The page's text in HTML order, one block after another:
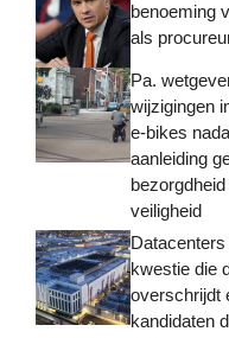
benoeming
als
Pa.
wijzigingen
e-bikes
aanleiding
veiligheid
kwestie die
overschrijdt
kandidaten